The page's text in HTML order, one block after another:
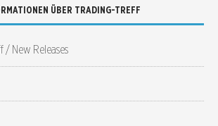
ÜBER TRADING-TREFF
/ New Releases